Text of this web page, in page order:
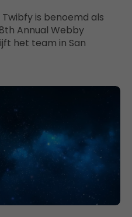
is benoemd als
Annual Webby
het team in San